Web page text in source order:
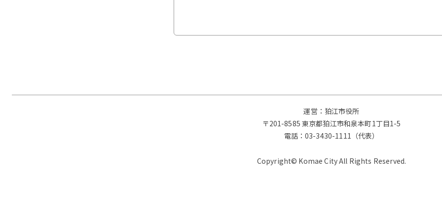
運営：狛江市役所
〒201-8585 東京都狛江市和泉本町1丁目1-5
電話：03-3430-1111（代表）
Copyright© Komae City All Rights Reserved.